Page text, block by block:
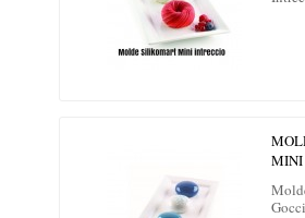
MINI